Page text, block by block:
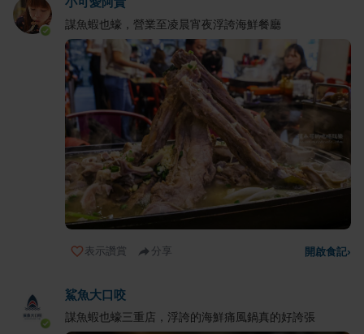
謀魚蝦也蠔，營業至凌晨宵夜浮誇海鮮餐廳
表示讚賞 分享 開啟食記›
鯊魚大口咬
謀魚蝦也蠔三重店，浮誇的海鮮痛風鍋真的好誇張